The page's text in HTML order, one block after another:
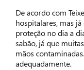
De acordo com
hospitalares, mas
proteção no dia a
sabão, já que
mãos
adequadamente.